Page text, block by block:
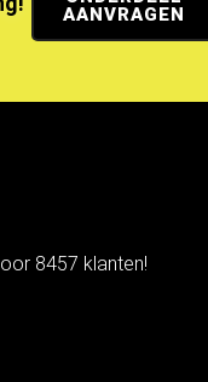
AANVRAGEN
8457 klanten!